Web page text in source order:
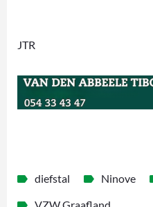
JTR
diefstal Ninove
VZW Graafland